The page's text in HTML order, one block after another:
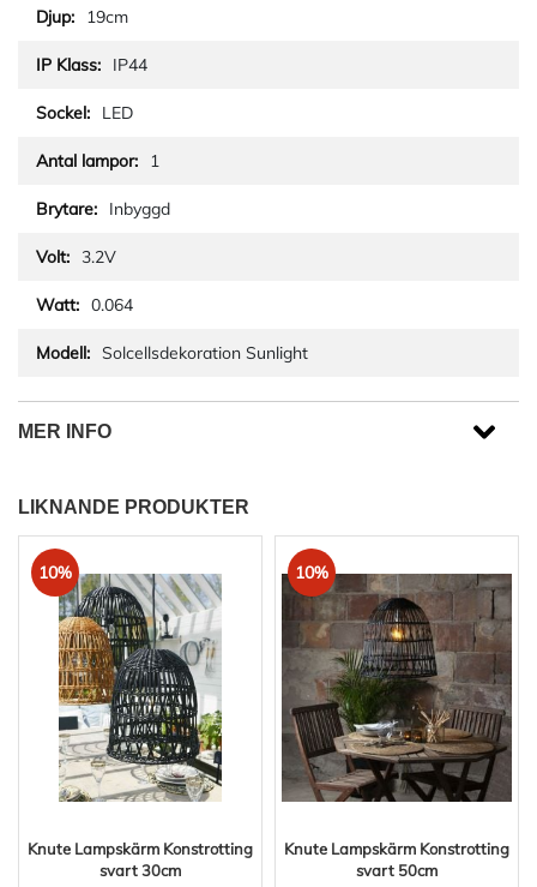
19cm
IP44
LED
1
Inbyggd
3.2V
0.064
Solcellsdekoration Sunlight
MER INFO
LIKNANDE PRODUKTER
10%
Knute Lampskärm Konstrotting
svart 30cm
10%
Knute Lampskärm Konstrotting
svart 50cm